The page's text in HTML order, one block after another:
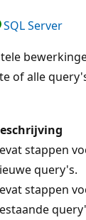
SQL Server
of alle
stappen
query's.
stappen